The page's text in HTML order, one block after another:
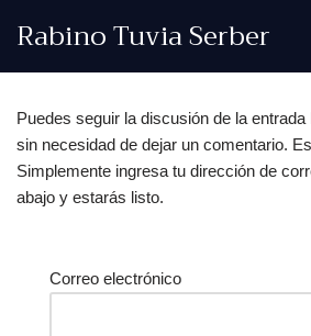
contenido
Rabino Tuvia Serber
Puedes seguir la discusión de la entrada
sin necesidad de dejar un comentario.
Simplemente ingresa tu dirección de
abajo y estarás listo.
Correo electrónico